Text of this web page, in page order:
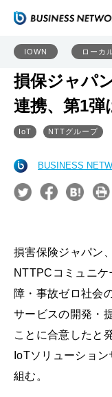
IOWN ローカ
損保ジャパ
連携、第1弾
IoT NTTグループ
BUSINESS
損害保険ジャパン
NTTPCコミュニ
障・事故ゼロ社会
サービスの開発・
ことに合意したと
IoTソリューショ
組む。